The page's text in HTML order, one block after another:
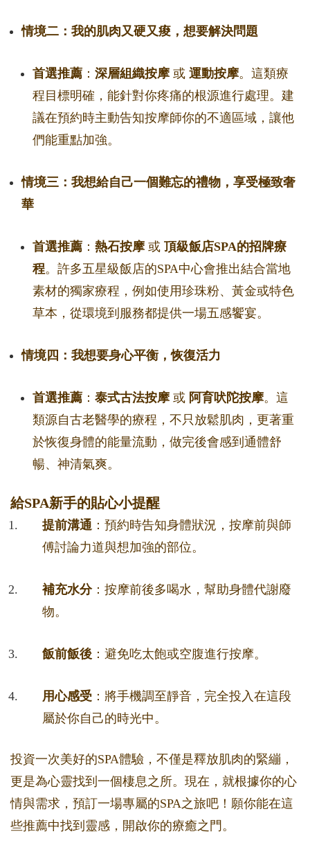
情境二：我的肌肉又硬又痠，想要解決問題
首選推薦 ： 深層組織按摩或 運動按摩。這類療
程目標明確，能針對你疼痛的根源進行處理。建
議在預約時主動告知按摩師你的不適區域，讓他
們能重點加強。
情境三：我想給自己一個難忘的禮物，享受極致奢
華
首選推薦 ： 熱石按摩或 頂級飯店SPA的招牌療
程。許多五星級飯店的SPA中心會推出結合當地
素材的獨家療程，例如使用珍珠粉、黃金或特色
草本，從環境到服務都提供一場五感饗宴。
情境四：我想要身心平衡，恢復活力
首選推薦 ： 泰式古法按摩或 阿育吠陀按摩。這
類源自古老醫學的療程，不只放鬆肌肉，更著重
於恢復身體的能量流動，做完後會感到通體舒
暢、神清氣爽。
給SPA新手的貼心小提醒
提前溝通 ：預約時告知身體狀況，按摩前與師
傅討論力道與想加強的部位。
補充水分：按摩前後多喝水，幫助身體代謝廢
物。
飯前飯後 ：避免吃太飽或空腹進行按摩。
用心感受 ：將手機調至靜音，完全投入在這段
屬於你自己的時光中。
投資一次美好的SPA體驗，不僅是釋放肌肉的緊繃，
更是為心靈找到一個棲息之所。現在，就根據你的心
情與需求，預訂一場專屬的SPA之旅吧！願你能在這
些推薦中找到靈感，開啟你的療癒之門。